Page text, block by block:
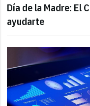
Día de la Madre: El
ayudarte